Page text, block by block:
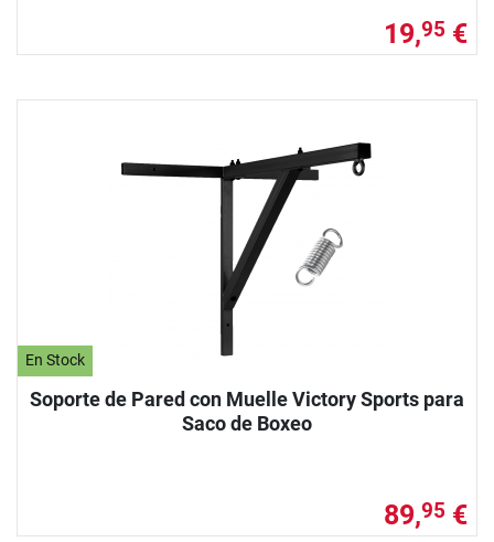
19,95 €
En Stock
Soporte de Pared con Muelle Victory Sports para
Saco de Boxeo
89,95 €